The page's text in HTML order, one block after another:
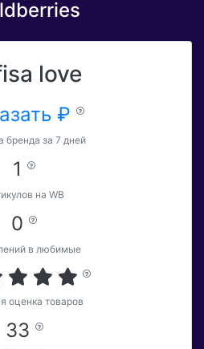
love
₽
бренда за 7 дней
1
на WB
0
в любимые
оценка товаров
33